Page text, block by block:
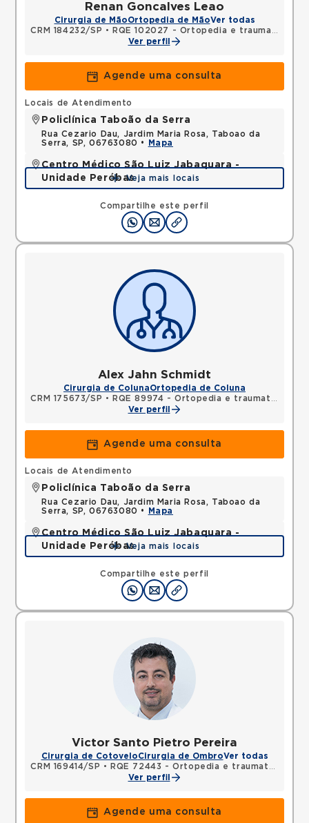
Renan Goncalves Leao
Cirurgia de MãoOrtopedia de MãoVer todas
CRM 184232/SP • RQE 102027 - Ortopedia e traumatologia
Ver perfil
Agende uma consulta
Compartilhe este perfil
Locais de Atendimento
Policlínica Taboão da Serra
Rua Cezario Dau, Jardim Maria Rosa, Taboao da
Serra, SP, 06763080 •
Mapa
Centro Médico São Luiz Jabaquara -
Unidade Peróbas
Rua das Perobas, Jardim Oriental, Sao Paulo, SP,
Mapa
Veja mais locais
Alex Jahn Schmidt
Cirurgia de ColunaOrtopedia de Coluna
CRM 175673/SP •
RQE 89974 - Ortopedia e traumatologia
Ver perfil
Agende uma consulta
Compartilhe este perfil
Locais de Atendimento
Policlínica Taboão da Serra
Rua Cezario Dau, Jardim Maria Rosa, Taboao da
Serra, SP, 06763080 •
Mapa
Centro Médico São Luiz Jabaquara -
Unidade Peróbas
Rua das Perobas, Jardim Oriental, Sao Paulo, SP,
Mapa
Veja mais locais
Victor Santo Pietro Pereira
Cirurgia de CotoveloCirurgia de OmbroVer todas
CRM 169414/SP •
RQE 72443 - Ortopedia e traumatologia
Ver perfil
Agende uma consulta